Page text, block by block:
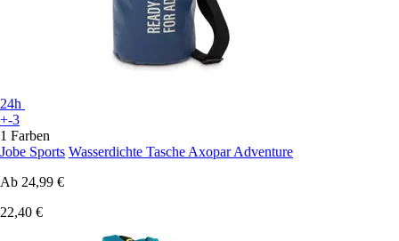
24h
+-3
1 Farben
Jobe Sports Wasserdichte Tasche Axopar Adventure
Ab 24,99 €
22,40 €